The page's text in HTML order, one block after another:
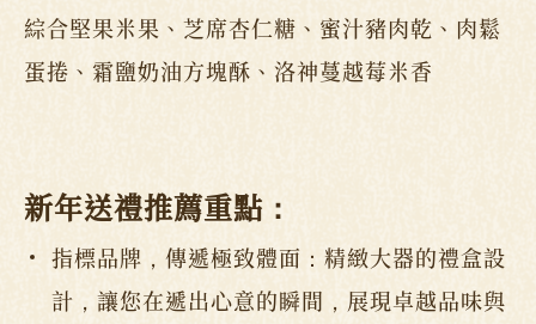
綜合堅果米果、芝席杏仁糖、蜜汁豬肉乾、肉鬆
蛋捲、霜鹽奶油方塊酥、洛神蔓越莓米香
新年送禮推薦重點：
指標品牌，傳遞極致體面：精緻大器的禮盒設
計，讓您在遞出心意的瞬間，展現卓越品味與